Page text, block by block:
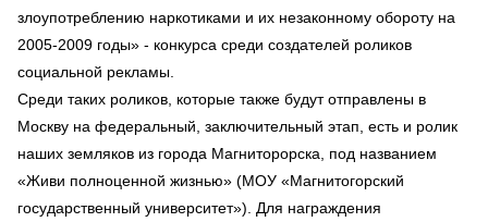
злоупотреблению наркотиками и их незаконному обороту на
2005-2009 годы» - конкурса среди создателей роликов
социальной рекламы.
Среди таких роликов, которые также будут отправлены в
Москву на федеральный, заключительный этап, есть и ролик
наших земляков из города Магниторорска, под названием
«Живи полноценной жизнью» (МОУ «Магнитогорский
государственный университет»). Для награждения